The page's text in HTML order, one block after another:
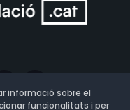
informació sobre el
funcionalitats i per